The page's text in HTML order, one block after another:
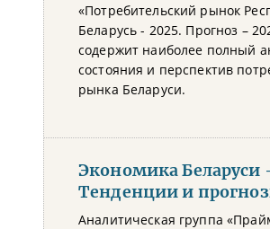
«Потребительский рынок
Беларусь - 2025. Прогноз –
содержит наиболее полный
состояния и перспектив
рынка Беларуси.
Экономика Беларуси
Тенденции и
Аналитическая группа